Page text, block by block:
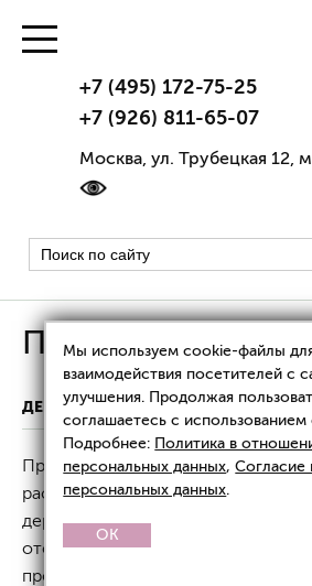
+7 (495) 172-75-25
+7 (926) 811-65-07
Москва, ул. Трубецкая 12,
Прыщи на лице
ДЕРМАТОЛОГИЯ ПРЫЩИ НА
Прыщи на лице (угревая сыпь или
распространенная причина
дерматологам, доставляющая
отсутствии лечения или его
проведении. Чаще всего угри
Мы используем cookie-файлы
взаимодействия посетителей с
улучшения. Продолжая
соглашаетесь с
Подробнее: Политика в
персональных данных,Согласие
персональных данных.
OK